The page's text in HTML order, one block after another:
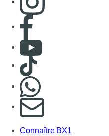
Publicité
Offres d'emploi
Contact
Mentions légales
Politique de cookies (UE)
Gérer les cookies